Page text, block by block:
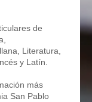
de
Literatura,
y Latín.
más
San Pablo